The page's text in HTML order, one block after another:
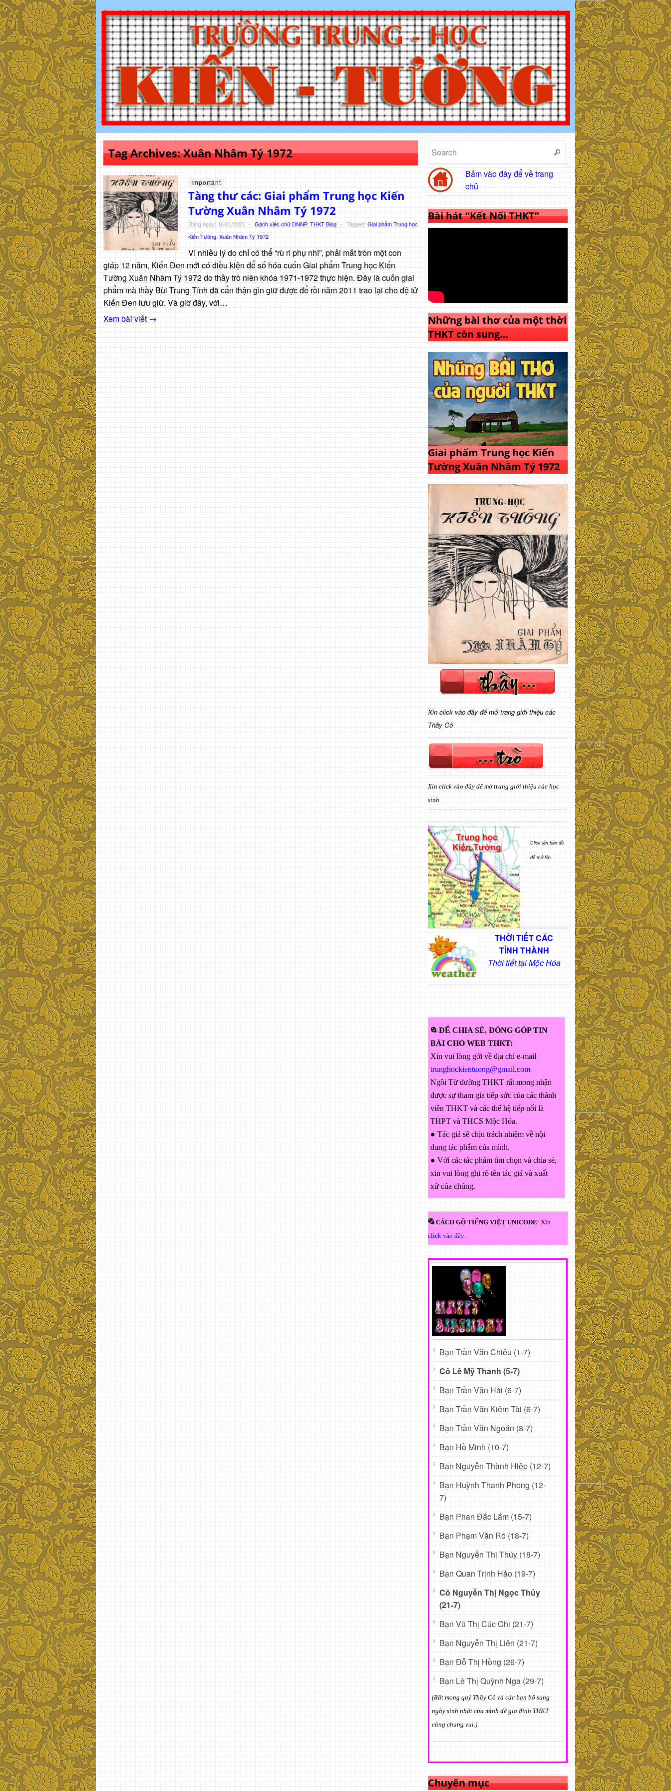
Tag Archives:Xuân Nhâm Tý 1972
Important
Tàng thư các: Giai phẩm Trung học Kiến
Tường Xuân Nhâm Tý 1972
Đăng ngày: 16/01/2023 - Gánh xiếc chữ DNNP, THKT Blog - Tagged: Giai phẩm Trung học
Kiến Tường Xuân Nhâm Tý 1972
Vì nhiều lý do chỉ có thể “rù rì phụ nhĩ”, phải mất tròn một con
giáp 12 năm, Kiến Đen mới có điều kiện để số hóa cuốn Giai phẩm Trung học Kiến
Tường Xuân Nhâm Tý 1972 do thầy trò niên khóa 1971-1972 thực hiện. Đây là cuốn giai
phẩm mà thầy Bùi Trung Tính đã cẩn thận gìn giữ được để rồi năm 2011 trao lại cho đệ tử
Kiến Đen lưu giữ. Và giờ đây, với…
Xem bài viết →
Bấm vào đây để về trang
chủ
Bài hát “Kết Nối THKT”
Những bài thơ của một thời
THKT còn sung…
Giai phẩm Trung học Kiến
Tường Xuân Nhâm Tý 1972
Xin click vào đây để mở trang giới thiệu các
Thầy Cô
Xin click vào đây để mở trang giới thiệu các học
sinh
Click lên bản đồ
để mở lớn.
THỜI TIẾT CÁC
TỈNH THÀNH
Thời tiết tại Mộc Hóa
ĐỂ CHIA SẺ, ĐÓNG GÓP TIN
BÀI CHO WEB THKT:
Xin vui lòng gởi về địa chỉ e-mail
trunghockientuong@gmail.com
Ngôi Từ đường THKT rất mong nhận
được sự tham gia tiếp sức của các thành
viên THKT và các thế hệ tiếp nối là
THPT và THCS Mộc Hóa.
● Tác giả sẽ chịu trách nhiệm về nội
dung tác phẩm của mình.
● Với các tác phẩm tìm chọn và chia sẻ,
xin vui lòng ghi rõ tên tác giả và xuất
xứ của chúng.
CÁCH GÕ TIẾNG VIỆT UNICODE: Xin
click vào đây
Bạn Trần Văn Chiêu (1-7)
Cô Lê Mỹ Thanh (5-7)
Bạn Trần Văn Hải (6-7)
Bạn Trần Văn Kiêm Tài (6-7)
Bạn Trần Văn Ngoán (8-7)
Bạn Hồ Minh (10-7)
Bạn Nguyễn Thành Hiệp (12-7)
Bạn Huỳnh Thanh Phong (12-
7)
Bạn Phan Đắc Lắm (15-7)
Bạn Phạm Văn Rô (18-7)
Bạn Nguyễn Thị Thúy (18-7)
Bạn Quan Trịnh Hảo (19-7)
Cô Nguyễn Thị Ngọc Thủy
(21-7)
Bạn Vũ Thị Cúc Chi (21-7)
Bạn Nguyễn Thị Liên (21-7)
Bạn Đỗ Thị Hồng (26-7)
Bạn Lê Thị Quỳnh Nga (29-7)
(Rất mong quý Thầy Cô và các bạn bổ sung
ngày sinh nhật của mình để gia đình THKT
cùng chung vui.)
Chuyên mục